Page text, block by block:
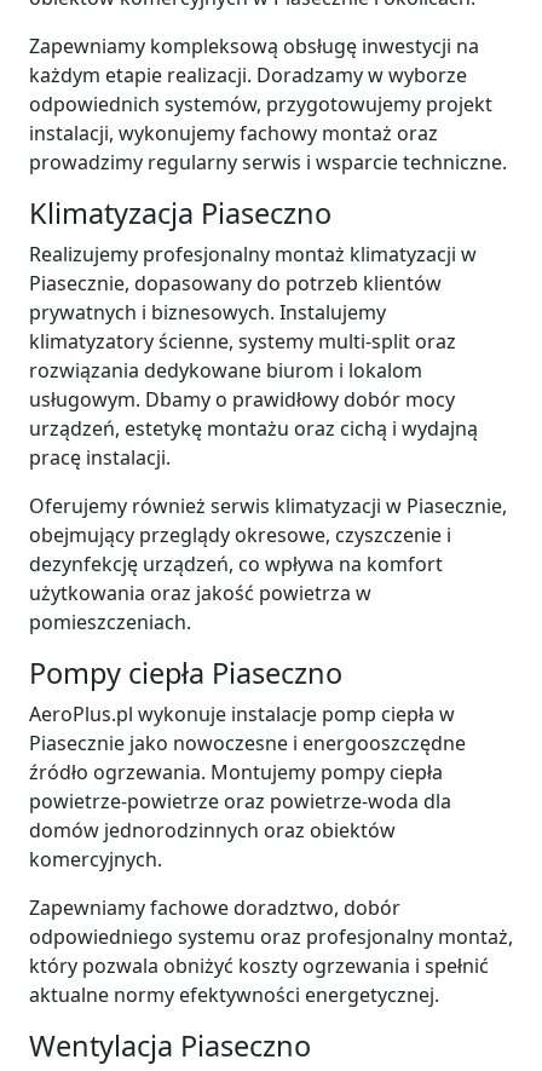
Zapewniamy kompleksową obsługę inwestycji na
każdym etapie realizacji. Doradzamy w wyborze
odpowiednich systemów, przygotowujemy projekt
instalacji, wykonujemy fachowy montaż oraz
prowadzimy regularny serwis i wsparcie techniczne.
Klimatyzacja Piaseczno
Realizujemy profesjonalny montaż klimatyzacji w
Piasecznie, dopasowany do potrzeb klientów
prywatnych i biznesowych. Instalujemy
klimatyzatory ścienne, systemy multi-split oraz
rozwiązania dedykowane biurom i lokalom
usługowym. Dbamy o prawidłowy dobór mocy
urządzeń, estetykę montażu oraz cichą i wydajną
pracę instalacji.
Oferujemy również serwis klimatyzacji w Piasecznie,
obejmujący przeglądy okresowe, czyszczenie i
dezynfekcję urządzeń, co wpływa na komfort
użytkowania oraz jakość powietrza w
pomieszczeniach.
Pompy ciepła Piaseczno
AeroPlus.pl wykonuje instalacje pomp ciepła w
Piasecznie jako nowoczesne i energooszczędne
źródło ogrzewania. Montujemy pompy ciepła
powietrze-powietrze oraz powietrze-woda dla
domów jednorodzinnych oraz obiektów
komercyjnych.
Zapewniamy fachowe doradztwo, dobór
odpowiedniego systemu oraz profesjonalny montaż,
który pozwala obniżyć koszty ogrzewania i spełnić
aktualne normy efektywności energetycznej.
Wentylacja Piaseczno